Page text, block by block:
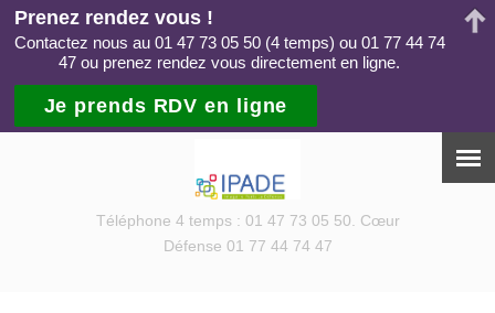
Téléphone 4 temps : 01 47 73 05 50. Cœur
Défense 01 77 44 74 47
Prenez rendez vous !
Contactez nous au 01 47 73 05 50 (4 temps) ou 01 77 44 74
47 ou prenez rendez vous directement en ligne.
Je prends RDV en ligne